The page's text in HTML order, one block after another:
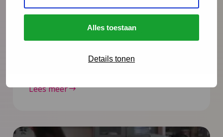
Alles toestaan
Details tonen
zetten we ze op een rij en blikken we
worden verwacht.
Lees meer